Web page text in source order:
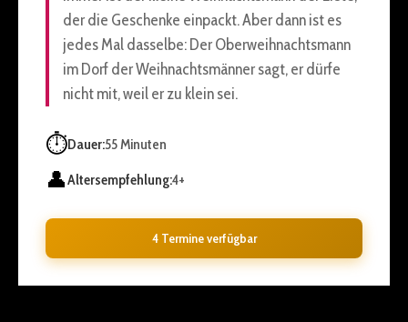
der die Geschenke einpackt. Aber dann ist es
jedes Mal dasselbe: Der Oberweihnachtsmann
im Dorf der Weihnachtsmänner sagt, er dürfe
nicht mit, weil er zu klein sei.
⏱️Dauer:55 Minuten
👤Altersempfehlung:4+
4 Termine verfügbar